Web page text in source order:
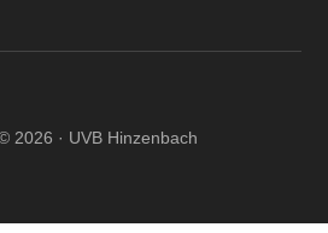
2026 · UVB Hinzenbach